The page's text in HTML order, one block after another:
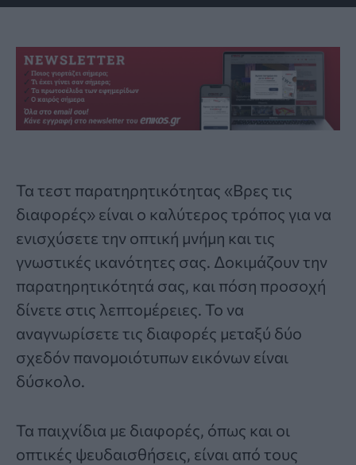
Τα τεστ παρατηρητικότητας «Βρες τις
διαφορές» είναι ο καλύτερος τρόπος για να
ενισχύσετε την οπτική μνήμη και τις
γνωστικές ικανότητες σας. Δοκιμάζουν την
παρατηρητικότητά σας, και πόση προσοχή
δίνετε στις λεπτομέρειες. Το να
αναγνωρίσετε τις διαφορές μεταξύ δύο
σχεδόν πανομοιότυπων εικόνων είναι
δύσκολο.
Τα παιχνίδια με διαφορές, όπως και οι
οπτικές ψευδαισθήσεις, είναι από τους